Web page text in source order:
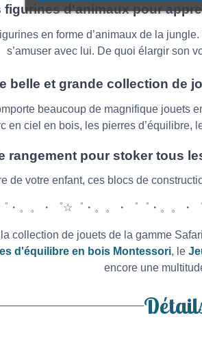
figurines d'animaux pour
en forme d’animaux de la
s’amuser avec lui. De quoi élargir son
belle et grande collection de
beaucoup de magnifique jouets
en ciel en bois, les pierres
rangement pour stoker tous
de votre enfant, ces blocs de
・。。・゜☆゜・。。・゜゜・。。
collection de jouets de la gamme
d'équilibre en bois Montessori, le
encore une